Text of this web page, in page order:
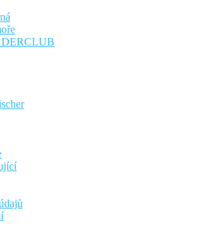
DERCLUB